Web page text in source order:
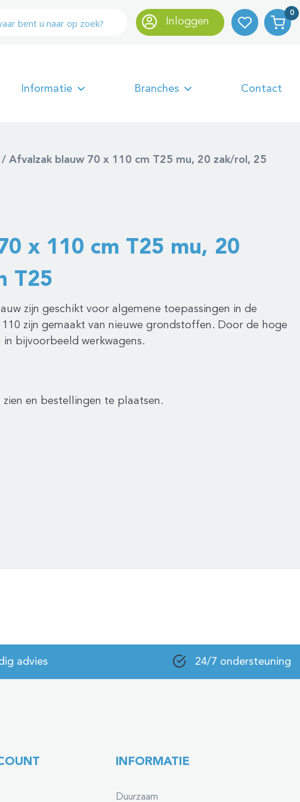
0
Inloggen
Informatie Branches Contact
/ Afvalzak blauw 70 x 110 cm T25 mu, 20 zak/rol, 25
x 110 cm T25 mu, 20
T25
zijn geschikt voor algemene toepassingen in de
110 zijn gemaakt van nieuwe grondstoffen. Door de hoge
bijvoorbeeld werkwagens.
en bestellingen te plaatsen.
advies 24/7 ondersteuning
INFORMATIE
Duurzaam